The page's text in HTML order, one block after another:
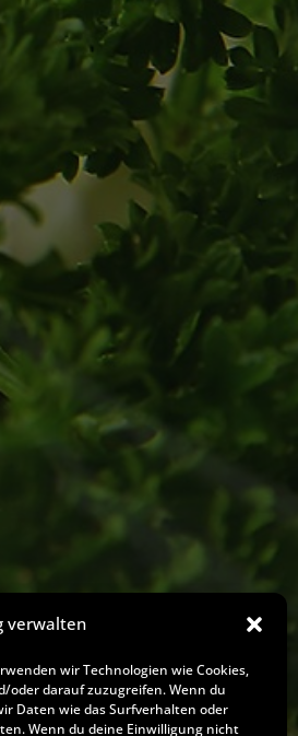
verwalten
wir Technologien wie Cookies,
darauf zuzugreifen. Wenn du
Daten wie das Surfverhalten oder
Wenn du deine Einwilligung nicht